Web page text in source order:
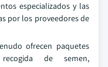
especializados y las
por los proveedores de
ofrecen paquetes
de semen,